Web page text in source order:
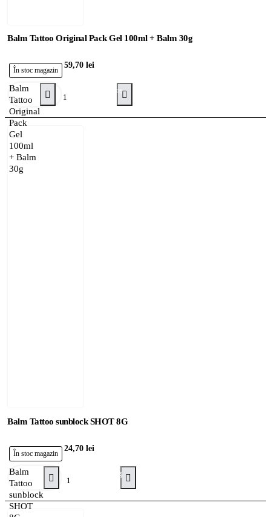
Balm Tattoo Original Pack Gel 100ml + Balm 30g
În stoc magazin
59,70 lei
Balm
Tattoo
Original
Pack
Gel
100ml
+ Balm
30g
Adaugă în Coş
Balm Tattoo sunblock SHOT 8G
În stoc magazin
24,70 lei
Balm
Tattoo
sunblock
SHOT
Adaugă în Coş